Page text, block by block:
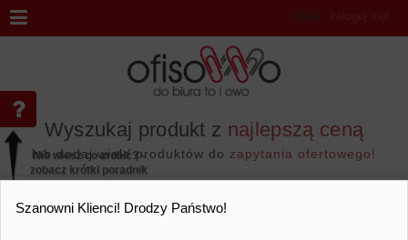
Wyszukaj produkt z najlepszą ceną
lub dodaj wiele produktów do zapytania ofertowego!
Witaj ,
Nie wiesz co zrobić? -
zobacz krótki poradnik
Szanowni Klienci! Drodzy Państwo!